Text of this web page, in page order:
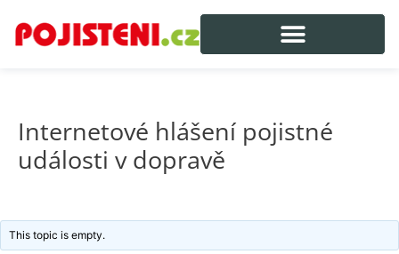
Internetové hlášení pojistné
události v dopravě
This topic is empty.